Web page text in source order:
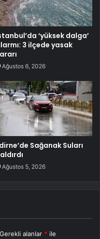
‘yüksek dalga’
3 ilçede yasak
Ağustos 6, 2026
Sağanak Suları
Ağustos 5, 2026
Gerekli alanlar * ile